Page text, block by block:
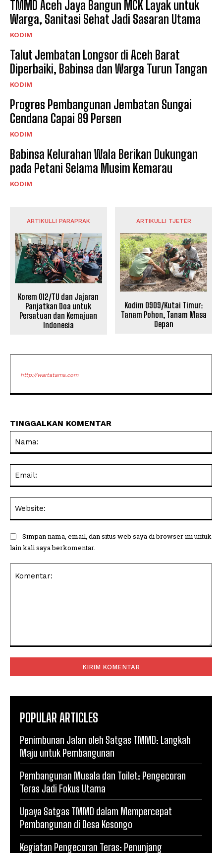
TMMD Aceh Jaya Bangun MCK Layak untuk
Warga, Sanitasi Sehat Jadi Sasaran Utama
KODIM
Talut Jembatan Longsor di Aceh Barat
Diperbaiki, Babinsa dan Warga Turun Tangan
KODIM
Progres Pembangunan Jembatan Sungai
Cendana Capai 89 Persen
KODIM
Babinsa Kelurahan Wala Berikan Dukungan
pada Petani Selama Musim Kemarau
KODIM
ARTIKULLI PARAPRAK
Korem 012/TU dan Jajaran
Panjatkan Doa untuk
Persatuan dan Kemajuan
Indonesia
ARTIKULLI TJETËR
Kodim 0909/Kutai Timur:
Tanam Pohon, Tanam Masa
Depan
http://wartatama.com
TINGGALKAN KOMENTAR
Simpan nama, email, dan situs web saya di browser ini untuk
lain kali saya berkomentar.
POPULAR ARTICLES
Penimbunan Jalan oleh Satgas TMMD: Langkah
Maju untuk Pembangunan
Pembangunan Musala dan Toilet: Pengecoran
Teras Jadi Fokus Utama
Upaya Satgas TMMD dalam Mempercepat
Pembangunan di Desa Kesongo
Kegiatan Pengecoran Teras: Penunjang